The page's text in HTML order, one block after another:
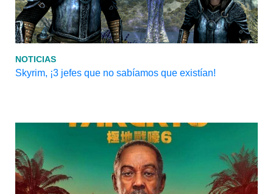
NOTICIAS
Skyrim, ¡3 jefes que no sabíamos que existían!